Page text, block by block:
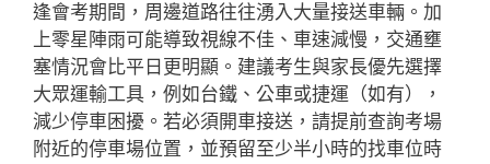
逢會考期間，周邊道路往往湧入大量接送車輛。加
上零星陣雨可能導致視線不佳、車速減慢，交通壅
塞情況會比平日更明顯。建議考生與家長優先選擇
大眾運輸工具，例如台鐵、公車或捷運（如有），
減少停車困擾。若必須開車接送，請提前查詢考場
附近的停車場位置，並預留至少半小時的找車位時